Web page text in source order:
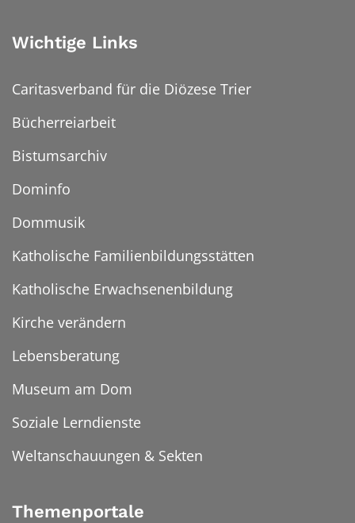
Wichtige Links
Caritasverband für die Diözese Trier
Bücherreiarbeit
Bistumsarchiv
Dominfo
Dommusik
Katholische Familienbildungsstätten
Katholische Erwachsenenbildung
Kirche verändern
Lebensberatung
Museum am Dom
Soziale Lerndienste
Weltanschauungen & Sekten
Themenportale